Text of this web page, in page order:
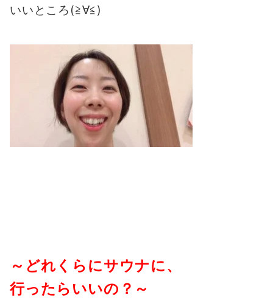
いいところ(≧∀≦)
～どれくらにサウナに、
行ったらいいの？～